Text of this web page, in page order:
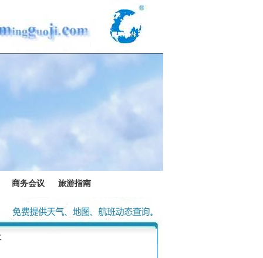
商务会议 旅游指南